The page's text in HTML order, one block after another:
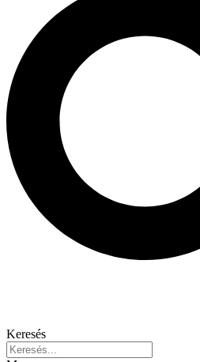
Keresés